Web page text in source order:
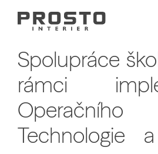
Spolupráce
rámci
Operačního
Technologie